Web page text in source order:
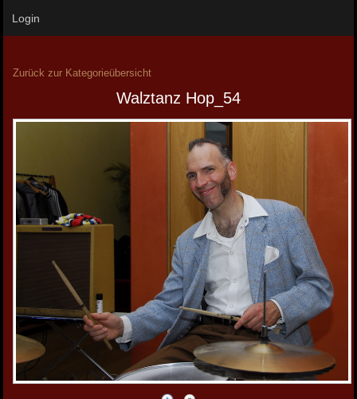
Login
Zurück zur Kategorieübersicht
Walztanz Hop_54